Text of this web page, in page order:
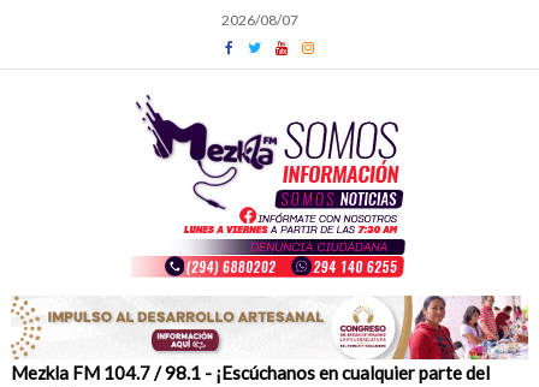
content
2026/08/07
Mezkla FM 104.7 / 98.1 - ¡Escúchanos en cualquier parte del